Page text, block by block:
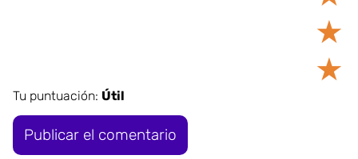
★
★
Tu puntuación: Útil